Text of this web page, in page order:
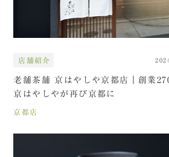
店舗紹介
老舗茶舗 京はやしや京都店｜創業
京はやしやが再び京都に
京都店